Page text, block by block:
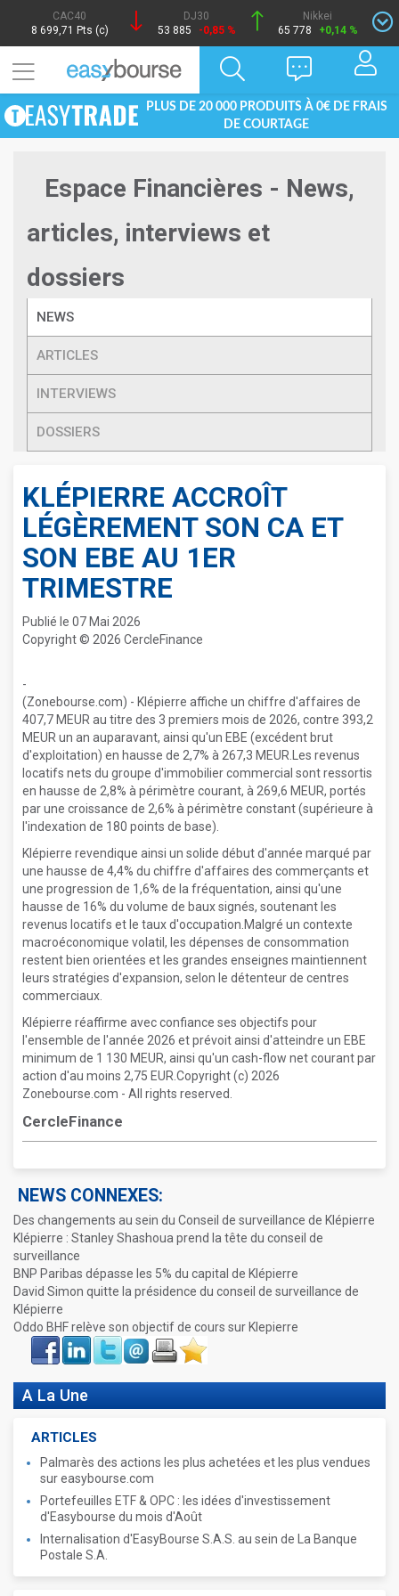
CAC40
8 699,71 Pts (c)
DJ30
53 885
-0,85 %
Nikkei
65 778
+0,14 %
PLUS DE 20 000 PRODUITS À 0€ DE FRAIS
DE COURTAGE
Espace Financières - News,
articles, interviews et
dossiers
NEWS
ARTICLES
INTERVIEWS
DOSSIERS
KLÉPIERRE ACCROÎT
LÉGÈREMENT SON CA ET
SON EBE AU 1ER
TRIMESTRE
Publié le 07 Mai 2026
Copyright © 2026 CercleFinance
-
(Zonebourse.com) - Klépierre affiche un chiffre d'affaires de
407,7 MEUR au titre des 3 premiers mois de 2026, contre 393,2
MEUR un an auparavant, ainsi qu'un EBE (excédent brut
d'exploitation) en hausse de 2,7% à 267,3 MEUR.Les revenus
locatifs nets du groupe d'immobilier commercial sont ressortis
en hausse de 2,8% à périmètre courant, à 269,6 MEUR, portés
par une croissance de 2,6% à périmètre constant (supérieure à
l'indexation de 180 points de base).
Klépierre revendique ainsi un solide début d'année marqué par
une hausse de 4,4% du chiffre d'affaires des commerçants et
une progression de 1,6% de la fréquentation, ainsi qu'une
hausse de 16% du volume de baux signés, soutenant les
revenus locatifs et le taux d'occupation.Malgré un contexte
macroéconomique volatil, les dépenses de consommation
restent bien orientées et les grandes enseignes maintiennent
leurs stratégies d'expansion, selon le détenteur de centres
commerciaux.
Klépierre réaffirme avec confiance ses objectifs pour
l'ensemble de l'année 2026 et prévoit ainsi d'atteindre un EBE
minimum de 1 130 MEUR, ainsi qu'un cash-flow net courant par
action d'au moins 2,75 EUR.Copyright (c) 2026
Zonebourse.com - All rights reserved.
CercleFinance
NEWS CONNEXES:
Des changements au sein du Conseil de surveillance de Klépierre
Klépierre : Stanley Shashoua prend la tête du conseil de
surveillance
BNP Paribas dépasse les 5% du capital de Klépierre
David Simon quitte la présidence du conseil de surveillance de
Klépierre
Oddo BHF relève son objectif de cours sur Klepierre
Face
book
LinkIn Twitter Envoyer ImprimerFavoris
A La Une
ARTICLES
Palmarès des actions les plus achetées et les plus vendues
sur easybourse.com
Portefeuilles ETF & OPC : les idées d'investissement
d'Easybourse du mois d'Août
Internalisation d'EasyBourse S.A.S. au sein de La Banque
Postale S.A.